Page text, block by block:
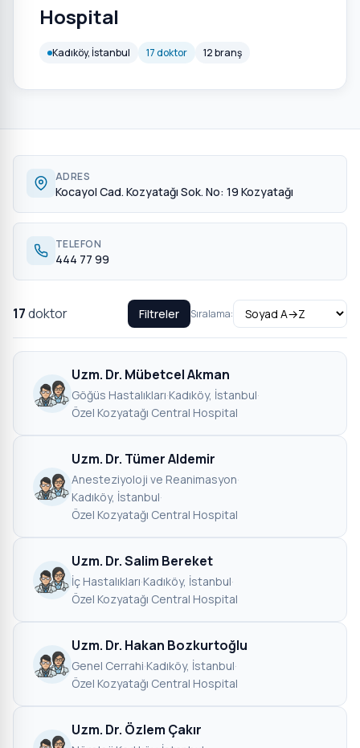
Hospital
Kadıköy, İstanbul 17 doktor 12 branş
ADRES
Kocayol Cad. Kozyatağı Sok. No: 19 Kozyatağı
TELEFON
444 77 99
17doktor Filtreler Sıralama:
Uzm. Dr. Mübetcel Akman
Göğüs Hastalıkları·Kadıköy, İstanbul·
Özel Kozyatağı Central Hospital
Uzm. Dr. Tümer Aldemir
Anesteziyoloji ve Reanimasyon·
Kadıköy, İstanbul·
Özel Kozyatağı Central Hospital
Uzm. Dr. Salim Bereket
İç Hastalıkları·Kadıköy, İstanbul·
Özel Kozyatağı Central Hospital
Uzm. Dr. Hakan Bozkurtoğlu
Genel Cerrahi·Kadıköy, İstanbul·
Özel Kozyatağı Central Hospital
Uzm. Dr. Özlem Çakır